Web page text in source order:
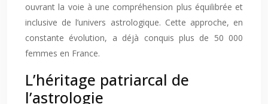
ouvrant la voie à une compréhension plus équilibrée et
inclusive de l’univers astrologique. Cette approche, en
constante évolution, a déjà conquis plus de 50 000
femmes en France.
L’héritage patriarcal de
l’astrologie